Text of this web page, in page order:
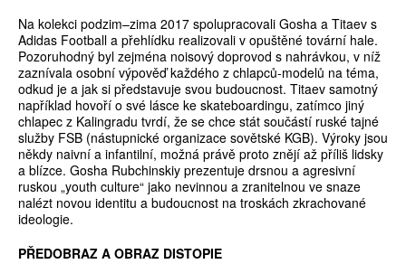
Na kolekci podzim–zima 2017 spolupracovali Gosha a Titaev s
Adidas Football a přehlídku realizovali v opuštěné tovární hale.
Pozoruhodný byl zejména noisový doprovod s nahrávkou, v níž
zaznívala osobní výpověď každého z chlapců-modelů na téma,
odkud je a jak si představuje svou budoucnost. Titaev samotný
například hovoří o své lásce ke skateboardingu, zatímco jiný
chlapec z Kalingradu tvrdí, že se chce stát součástí ruské tajné
služby FSB (nástupnické organizace sovětské KGB). Výroky jsou
někdy naivní a infantilní, možná právě proto znějí až příliš lidsky
a blízce. Gosha Rubchinskiy prezentuje drsnou a agresivní
ruskou „youth culture“ jako nevinnou a zranitelnou ve snaze
nalézt novou identitu a budoucnost na troskách zkrachované
ideologie.
PŘEDOBRAZ A OBRAZ DISTOPIE